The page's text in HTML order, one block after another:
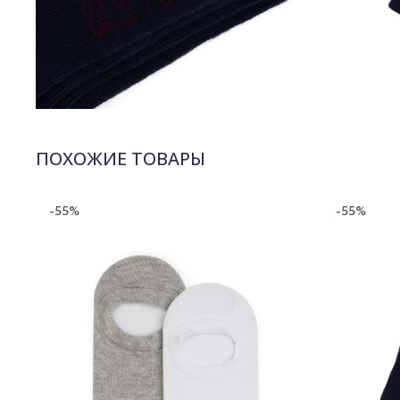
ПОХОЖИЕ ТОВАРЫ
-55% -55%